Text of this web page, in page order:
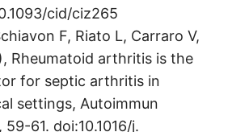
cid/ciz265
F, Riato L, Carraro V,
Rheumatoid arthritis is the
for septic arthritis in
settings, Autoimmun
61. doi:10.1016/j.